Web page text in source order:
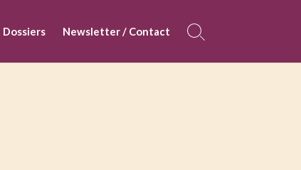
Dossiers Newsletter / Contact
Search